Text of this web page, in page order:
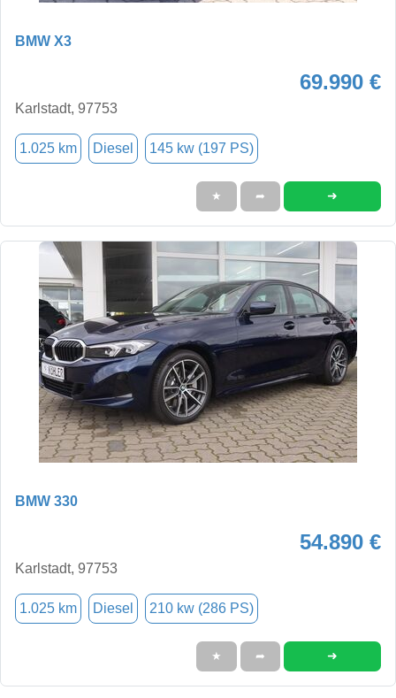
BMW X3
69.990 €
Karlstadt, 97753
1.025 km Diesel 145 kw (197 PS)
★ ➦ ➜
BMW 330
54.890 €
Karlstadt, 97753
1.025 km Diesel 210 kw (286 PS)
★ ➦ ➜